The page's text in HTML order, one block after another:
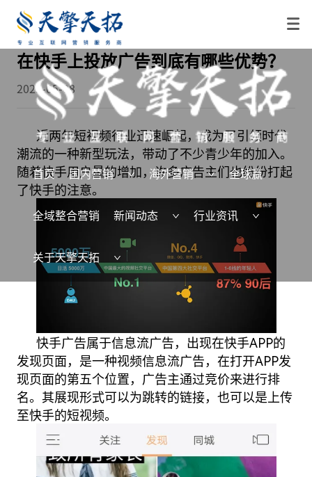
首页 国内营销 海外营销 全球赢
全域整合营销 新闻动态 行业资讯
关于天擎天拓
在快手上投放广告到底有哪些优势？
2025-05-08
近两年短视频行业迅速崛起，成为了引领时代
潮流的一种新型玩法，带动了不少青少年的加入。
随着快手用户量的增加，许多广告主们也纷纷打起
了快手的注意。
快手广告属于信息流广告，出现在快手APP的
发现页面，是一种视频信息流广告，在打开APP发
现页面的第五个位置，广告主通过竞价来进行排
名。其展现形式可以为跳转的链接，也可以是上传
至快手的短视频。